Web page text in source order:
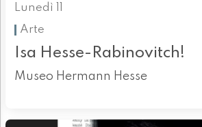
Lunedì 11
Arte
Isa Hesse-Rabinovitch!
Museo Hermann Hesse